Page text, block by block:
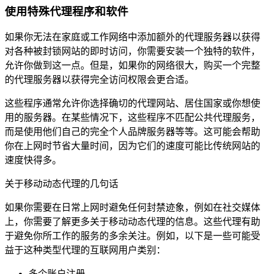
使用特殊代理程序和软件
如果你无法在家庭或工作网络中添加额外的代理服务器以获得
对各种被封锁网站的即时访问，你需要安装一个独特的软件，
允许你做到这一点。但是，如果你的网络很大，购买一个完整
的代理服务器以获得完全访问权限会更合适。
这些程序通常允许你选择确切的代理网站、居住国家或你想使
用的服务器。在某些情况下，这些程序不匹配公共代理服务，
而是使用他们自己的完全个人品牌服务器等等。这可能会帮助
你在上网时节省大量时间，因为它们的速度可能比传统网站的
速度快得多。
关于移动动态代理的几句话
如果你需要在日常上网时避免任何封禁迹象，例如在社交媒体
上，你需要了解更多关于移动动态代理的信息。这些代理有助
于避免你所工作的服务的多余关注。例如，以下是一些可能受
益于这种类型代理的互联网用户类别：